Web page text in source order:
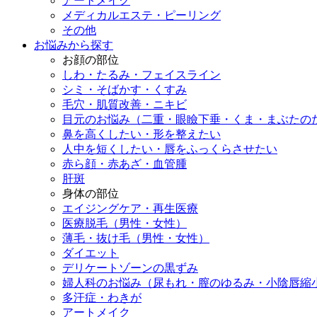
メディカルエステ・ピーリング
その他
お悩みから探す
お顔の部位
しわ・たるみ・フェイスライン
シミ・そばかす・くすみ
毛穴・肌質改善・ニキビ
目元のお悩み（二重・眼瞼下垂・くま・まぶたの
鼻を高くしたい・形を整えたい
人中を短くしたい・唇をふっくらさせたい
赤ら顔・赤あざ・血管腫
肝斑
身体の部位
エイジングケア・再生医療
医療脱毛（男性・女性）
薄毛・抜け毛（男性・女性）
ダイエット
デリケートゾーンの黒ずみ
婦人科のお悩み（尿もれ・膣のゆるみ・小陰唇縮
多汗症・わきが
アートメイク